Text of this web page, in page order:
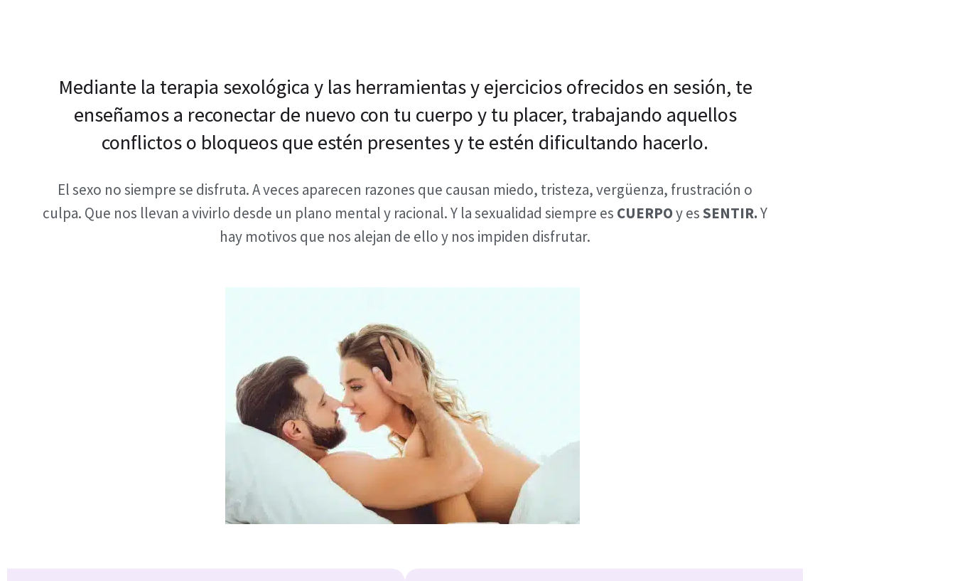
Mediante la terapia sexológica y las herramientas y ejercicios ofrecidos en sesión, te
enseñamos a reconectar de nuevo con tu cuerpo y tu placer, trabajando aquellos
conflictos o bloqueos que estén presentes y te estén dificultando hacerlo.
El sexo no siempre se disfruta. A veces aparecen razones que causan miedo, tristeza, vergüenza, frustración o
culpa. Que nos llevan a vivirlo desde un plano mental y racional. Y la sexualidad siempre es CUERPOy esSENTIR.Y
hay motivos que nos alejan de ello y nos impiden disfrutar.